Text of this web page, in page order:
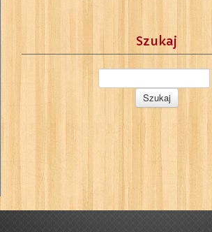
Szukaj